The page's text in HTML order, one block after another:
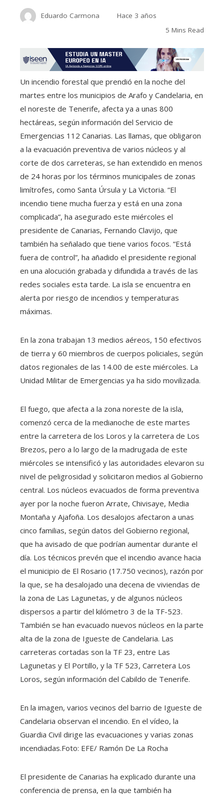
Eduardo Carmona
Hace 3 años
5 Mins Read
Un incendio forestal que prendió en la noche del
martes entre los municipios de Arafo y Candelaria, en
el noreste de Tenerife, afecta ya a unas 800
hectáreas, según información del Servicio de
Emergencias 112 Canarias. Las llamas, que obligaron
a la evacuación preventiva de varios núcleos y al
corte de dos carreteras, se han extendido en menos
de 24 horas por los términos municipales de zonas
limítrofes, como Santa Úrsula y La Victoria. “El
incendio tiene mucha fuerza y está en una zona
complicada”, ha asegurado este miércoles el
presidente de Canarias, Fernando Clavijo, que
también ha señalado que tiene varios focos. “Está
fuera de control”, ha añadido el presidente regional
en una alocución grabada y difundida a través de las
redes sociales esta tarde. La isla se encuentra en
alerta por riesgo de incendios y temperaturas
máximas.
En la zona trabajan 13 medios aéreos, 150 efectivos
de tierra y 60 miembros de cuerpos policiales, según
datos regionales de las 14.00 de este miércoles. La
Unidad Militar de Emergencias ya ha sido movilizada.
El fuego, que afecta a la zona noreste de la isla,
comenzó cerca de la medianoche de este martes
entre la carretera de los Loros y la carretera de Los
Brezos, pero a lo largo de la madrugada de este
miércoles se intensificó y las autoridades elevaron su
nivel de peligrosidad y solicitaron medios al Gobierno
central. Los núcleos evacuados de forma preventiva
ayer por la noche fueron Arrate, Chivisaye, Media
Montaña y Ajafoña. Los desalojos afectaron a unas
cinco familias, según datos del Gobierno regional,
que ha avisado de que podrían aumentar durante el
día. Los técnicos prevén que el incendio avance hacia
el municipio de El Rosario (17.750 vecinos), razón por
la que, se ha desalojado una decena de viviendas de
la zona de Las Lagunetas, y de algunos núcleos
dispersos a partir del kilómetro 3 de la TF-523.
También se han evacuado nuevos núcleos en la parte
alta de la zona de Igueste de Candelaria. Las
carreteras cortadas son la TF 23, entre Las
Lagunetas y El Portillo, y la TF 523, Carretera Los
Loros, según información del Cabildo de Tenerife.
En la imagen, varios vecinos del barrio de Igueste de
Candelaria observan el incendio. En el vídeo, la
Guardia Civil dirige las evacuaciones y varias zonas
incendiadas.Foto: EFE/ Ramón De La Rocha
El presidente de Canarias ha explicado durante una
conferencia de prensa, en la que también ha